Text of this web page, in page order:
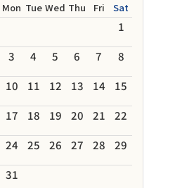
Mon Tue Wed Thu Fri Sat
1
3 4 5 6 7
8
10 11 12 13 14
15
17 18 19 20 21
22
24 25 26 27 28
29
31